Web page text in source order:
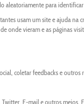
aleatoriamente para
usam um site e ajuda na
onde vieram e as páginas
coletar feedbacks e outros
E-mail e outros meios.